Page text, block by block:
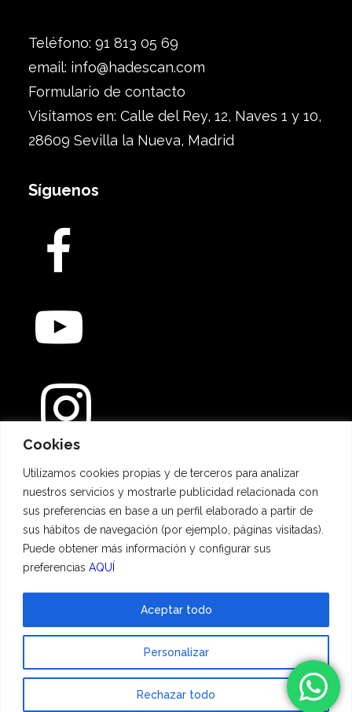
Cookies
Utilizamos cookies propias y de terceros para analizar
nuestros servicios y mostrarle publicidad relacionada con
sus preferencias en base a un perfil elaborado a partir de
sus hábitos de navegación (por ejemplo, páginas visitadas).
Puede obtener más información y configurar sus
preferencias AQUÍ
Personalizar
Rechazar todo
Aceptar todo
Teléfono: 91 813 05 69
email: info@hadescan.com
Formulario de contacto
Visítamos en: Calle del Rey, 12, Naves 1 y 10,
28609 Sevilla la Nueva, Madrid
Síguenos
Métodos de pago
© 2023 Hadescan All rights reserved ·Aviso Legal
Política de cookies| Powered bybinary